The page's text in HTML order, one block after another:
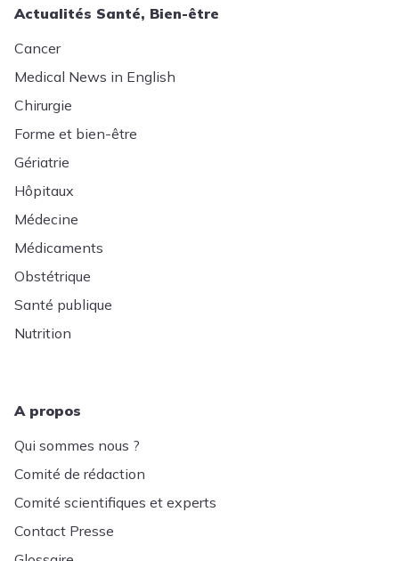
Actualités Santé, Bien-être
Cancer
Medical News in English
Chirurgie
Forme et bien-être
Gériatrie
Hôpitaux
Médecine
Médicaments
Obstétrique
Santé publique
Nutrition
A propos
Qui sommes nous ?
Comité de rédaction
Comité scientifiques et experts
Contact Presse